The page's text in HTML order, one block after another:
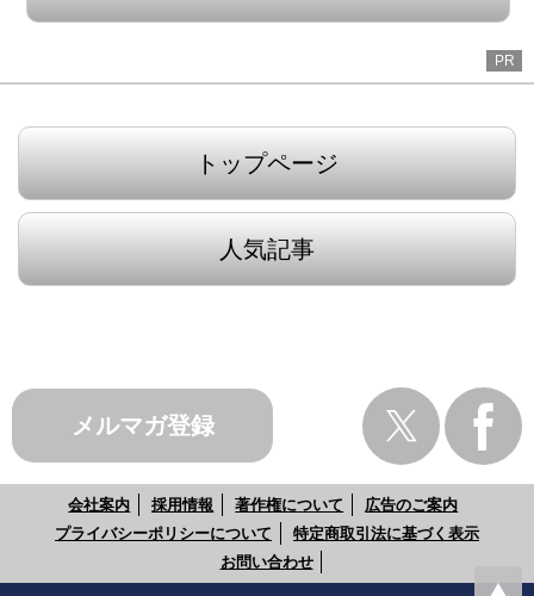
PR
トップページ
人気記事
メルマガ登録
会社案内 採用情報 著作権について
広告のご案内
プライバシーポリシーについて
特定商取引法に基づく表示
お問い合わせ